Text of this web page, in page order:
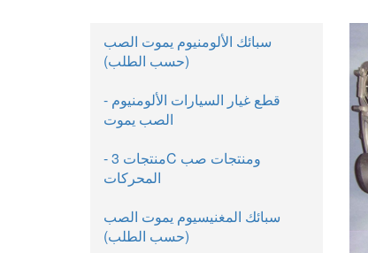
سبائك الألومنيوم يموت الصب
(حسب الطلب)
- قطع غيار السيارات الألومنيوم
الصب يموت
- منتجات 3C ومنتجات صب
المحركات
سبائك المغنيسيوم يموت الصب
(حسب الطلب)